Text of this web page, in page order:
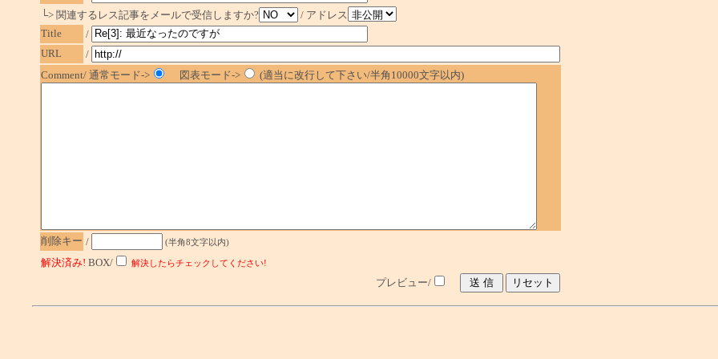
└> 関連するレス記事をメールで受信しますか?
/ アドレス
Title
/
URL
/
Comment/ 通常モード->
図表モード-> (適当に改行して下さい/半角10000文字以内)
削除キー / (半角8文字以内)
解決済み! BOX/ 解決したらチェックしてください!
プレビュー/